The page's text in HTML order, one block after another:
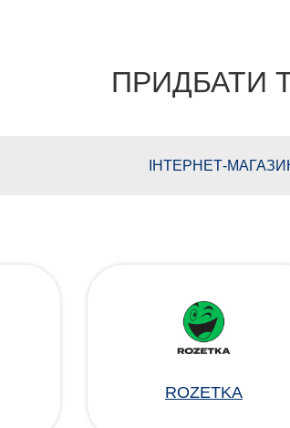
ПРИДБАТИ
ІНТЕРНЕТ-
ROZETKA